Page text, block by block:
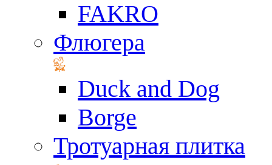
FAKRO
Флюгера
Duck and Dog
Borge
Тротуарная плитка